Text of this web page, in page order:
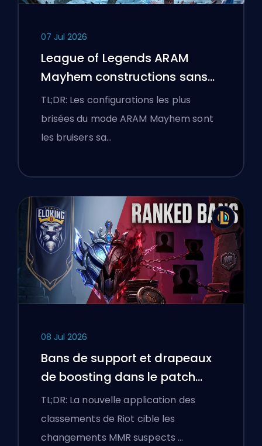
07 Jul 2026
League of Legends ARAM
Mayhem constructions sans
bottes
TL;DR: Les configurations les plus
brisées du mode ARAM Mayhem sont
les bruisers sa…
08 Jul 2026
Bans de support et drapeaux
de boosting dans le patch
25.18 de League of Legends
TL;DR: La nouvelle application des
classements de Riot cible les
changements MMR suspects …